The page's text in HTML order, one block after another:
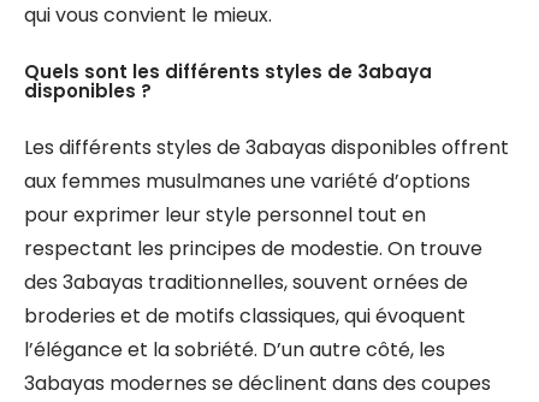
qui vous convient le mieux.
Quels sont les différents styles de 3abaya
disponibles ?
Les différents styles de 3abayas disponibles offrent
aux femmes musulmanes une variété d’options
pour exprimer leur style personnel tout en
respectant les principes de modestie. On trouve
des 3abayas traditionnelles, souvent ornées de
broderies et de motifs classiques, qui évoquent
l’élégance et la sobriété. D’un autre côté, les
3abayas modernes se déclinent dans des coupes